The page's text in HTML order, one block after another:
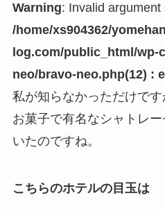
Warning: Invalid
/home/xs904362/
log.com/public_html/
neo/bravo-neo.php(12) :
私が知らなかっただけです
お菓子で有名なシャトレ
いたのですね。
こちらのホテルの目玉は